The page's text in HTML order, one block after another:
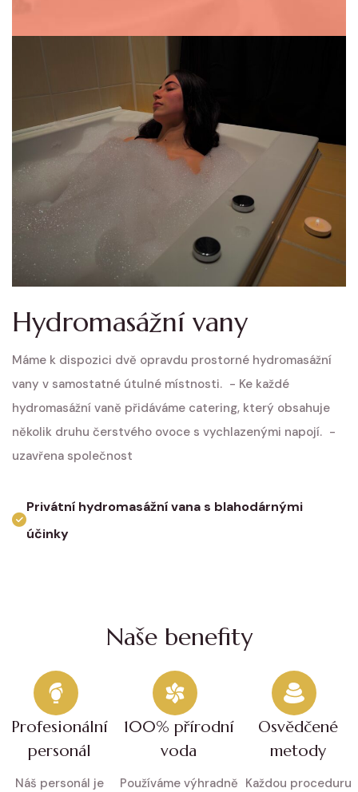
Hydromasážní vany
Máme k dispozici dvě opravdu prostorné hydromasážní
vany v samostatné útulné místnosti. - Ke každé
hydromasážní vaně přidáváme catering, který obsahuje
několik druhu čerstvého ovoce s vychlazenými napojí. -
uzavřena společnost
Privátní hydromasážní vana s blahodárnými
účinky
Naše benefity
Profesionální
personál
Náš personál je
100% přírodní
voda
Používáme výhradně
Osvědčené
metody
Každou proceduru